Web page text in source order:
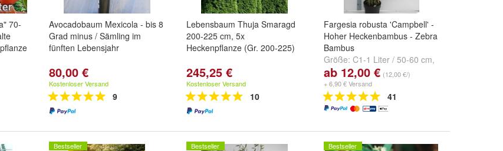
70-
Avocadobaum Mexicola - bis 8
Grad minus / Sämling im
fünften Lebensjahr
80,00 €
Kostenloser Versand
9
Lebensbaum Thuja Smaragd
200-225 cm, 5x
Heckenpflanze (Gr. 200-225)
245,25 €
Kostenloser Versand
10
Fargesia robusta 'Campbell' -
Hoher Heckenbambus - Zebra
Bambus
Größe: C1-1 Liter / 50-60 cm,
C10-10 Liter / 160-180 cm
C5-5 Liter / 80-100 cm
ab 12,00 € (12,00 €/)
+ 6,90 € Versand
41
Bestseller Bestseller Bestseller